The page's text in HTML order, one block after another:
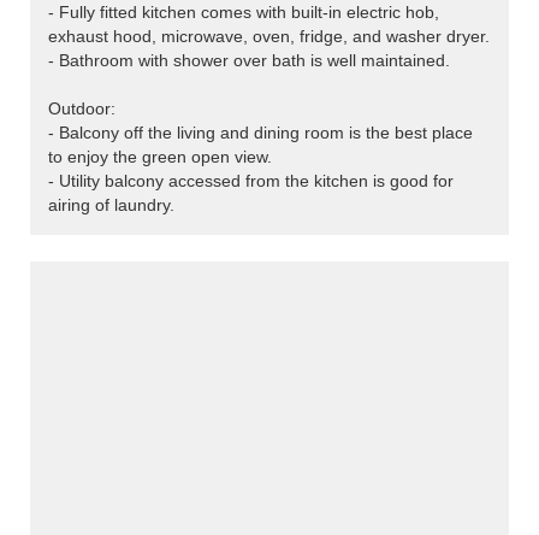
- Fully fitted kitchen comes with built-in electric hob,
exhaust hood, microwave, oven, fridge, and washer dryer.
- Bathroom with shower over bath is well maintained.
Outdoor:
- Balcony off the living and dining room is the best place
to enjoy the green open view.
- Utility balcony accessed from the kitchen is good for
airing of laundry.